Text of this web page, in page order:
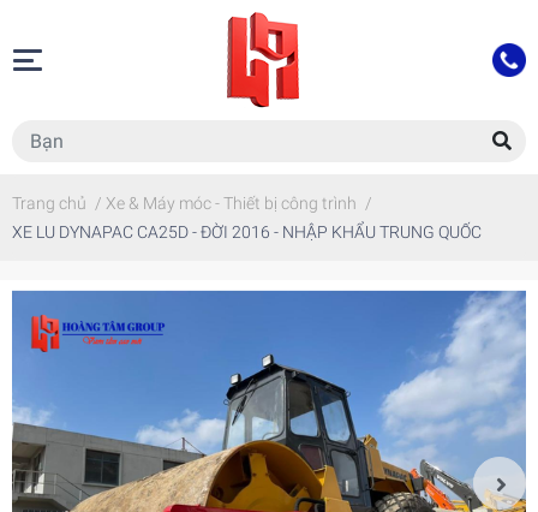
Trang chủ / Xe & Máy móc - Thiết bị công trình /
XE LU DYNAPAC CA25D - ĐỜI 2016 - NHẬP KHẨU TRUNG QUỐC